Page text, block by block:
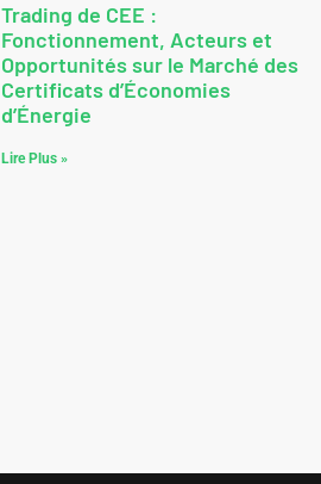
Trading de CEE :
Fonctionnement, Acteurs et
Opportunités sur le Marché des
Certificats d’Économies
d’Énergie
Lire Plus »